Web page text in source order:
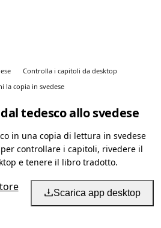
Controlla i capitoli da desktop
la copia in svedese
tedesco allo svedese
in una copia di lettura in svedese
controllare i capitoli, rivedere il
e tenere il libro tradotto.
Scarica app desktop